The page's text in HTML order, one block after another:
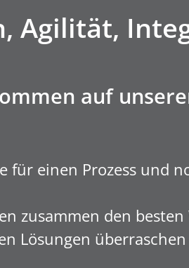
Agilität,
auf
für einen Prozess und
zusammen den
Lösungen